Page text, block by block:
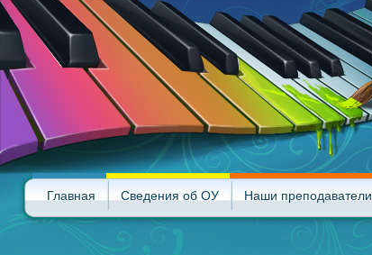
Главная Сведения об ОУ Наши преподаватели